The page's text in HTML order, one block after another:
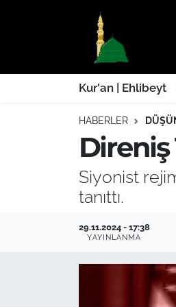
Kur'an | Ehlibeyt
HABERLER
Siyonist
tanıttı.
29.11.2024 - 17:38
YAYINLANMA
Kur'an | Ehlibeyt
Düşünce | İslamî
Ehla-Der Haber
Yaşam | Aile&GNÇ
Fıkıh | Ahkam
Nöbetçi Eczaneler
Hava Durumu
Trafik Durumu
Süper Lig Puan Durumu
Tüm Manşetler
Son Dakika Haberleri
Haber Arşivi